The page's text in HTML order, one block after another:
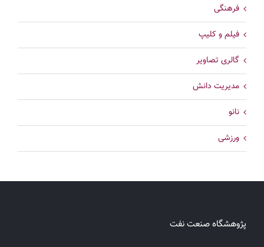
فرهنگی
فیلم و کلیپ
گالری تصاویر
مدیریت دانش
نانو
ورزشی
پژوهشگاه صنعت نفت